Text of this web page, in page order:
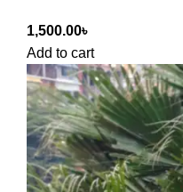
1,500.00৳
Add to cart